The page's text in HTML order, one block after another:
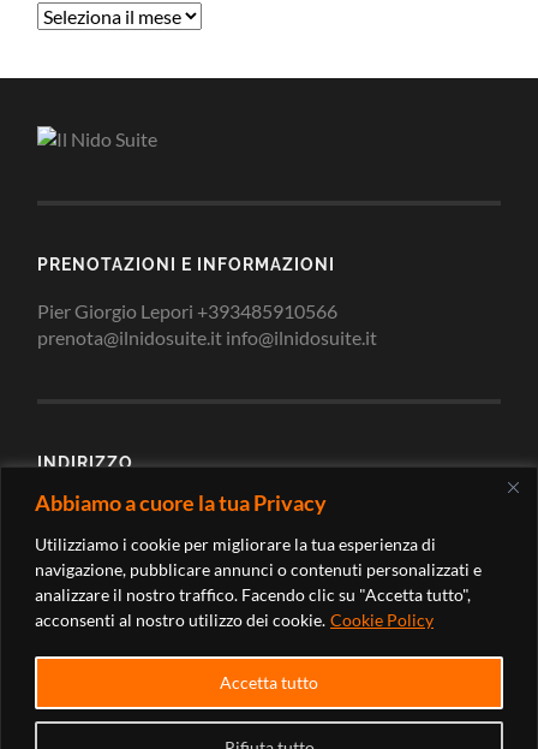
Abbiamo a cuore la tua Privacy
Utilizziamo i cookie per migliorare la tua esperienza di
navigazione, pubblicare annunci o contenuti personalizzati e
analizzare il nostro traffico. Facendo clic su "Accetta tutto",
acconsenti al nostro utilizzo dei cookie. Cookie Policy
Accetta tutto
Archivio
PRENOTAZIONI E INFORMAZIONI
Pier Giorgio Lepori +393485910566
prenota@ilnidosuite.it info@ilnidosuite.it
INDIRIZZO
Via Loreto 2/c 62010 Montecosaro Scalo Macerata -
Marche (Italy)